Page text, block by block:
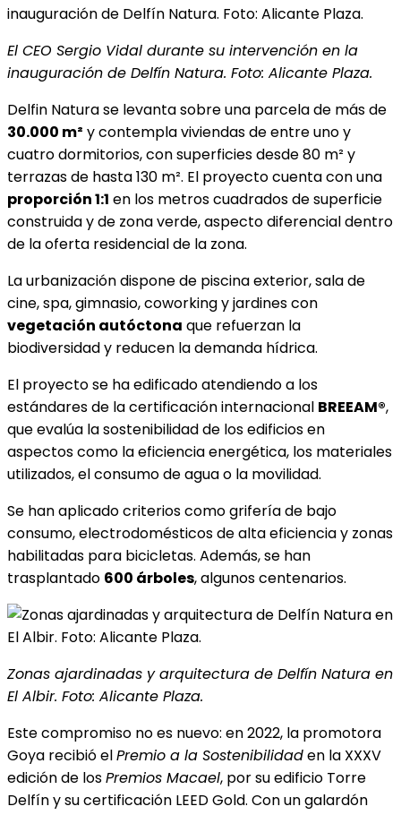
El CEO Sergio Vidal durante su intervención en la
inauguración de Delfín Natura. Foto: Alicante Plaza.
Delfin Natura se levanta sobre una parcela de más de
30.000 m² y contempla viviendas de entre uno y
cuatro dormitorios, con superficies desde 80 m² y
terrazas de hasta 130 m². El proyecto cuenta con una
proporción 1:1 en los metros cuadrados de superficie
construida y de zona verde, aspecto diferencial dentro
de la oferta residencial de la zona.
La urbanización dispone de piscina exterior, sala de
cine, spa, gimnasio, coworking y jardines con
vegetación autóctona que refuerzan la
biodiversidad y reducen la demanda hídrica.
El proyecto se ha edificado atendiendo a los
estándares de la certificación internacional BREEAM®,
que evalúa la sostenibilidad de los edificios en
aspectos como la eficiencia energética, los materiales
utilizados, el consumo de agua o la movilidad.
Se han aplicado criterios como grifería de bajo
consumo, electrodomésticos de alta eficiencia y zonas
habilitadas para bicicletas. Además, se han
trasplantado 600 árboles, algunos centenarios.
Zonas ajardinadas y arquitectura de Delfín Natura en
El Albir. Foto: Alicante Plaza.
Este compromiso no es nuevo: en 2022, la promotora
Goya recibió elPremio a la Sostenibilidaden la XXXV
edición de losPremios Macael, por su edificio Torre
Delfín y su certificación LEED Gold. Con un galardón